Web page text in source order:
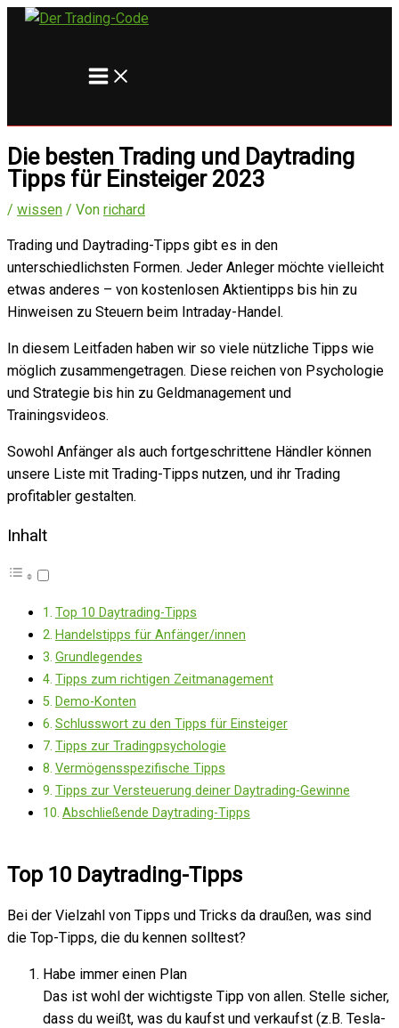
Zum
Main
Menu
Die besten Trading und Daytrading
Tipps für Einsteiger 2023
/ wissen / Von richard
Trading und Daytrading-Tipps gibt es in den
unterschiedlichsten Formen. Jeder Anleger möchte vielleicht
etwas anderes – von kostenlosen Aktientipps bis hin zu
Hinweisen zu Steuern beim Intraday-Handel.
In diesem Leitfaden haben wir so viele nützliche Tipps wie
möglich zusammengetragen. Diese reichen von Psychologie
und Strategie bis hin zu Geldmanagement und
Trainingsvideos.
Sowohl Anfänger als auch fortgeschrittene Händler können
unsere Liste mit Trading-Tipps nutzen, und ihr Trading
profitabler gestalten.
Inhalt
Top 10 Daytrading-Tipps
Handelstipps für Anfänger/innen
Grundlegendes
Tipps zum richtigen Zeitmanagement
Demo-Konten
Schlusswort zu den Tipps für Einsteiger
Tipps zur Tradingpsychologie
Vermögensspezifische Tipps
Tipps zur Versteuerung deiner Daytrading-Gewinne
Abschließende Daytrading-Tipps
Top 10 Daytrading-Tipps
Bei der Vielzahl von Tipps und Tricks da draußen, was sind
die Top-Tipps, die du kennen solltest?
Habe immer einen Plan
Das ist wohl der wichtigste Tipp von allen. Stelle sicher,
dass du weißt, was du kaufst und verkaufst (z.B. Tesla-